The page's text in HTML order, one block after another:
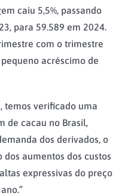
caiu 5,5%, passando
para 59.589 em 2024.
com o trimestre
acréscimo de
temos verificado uma
de cacau no Brasil,
dos derivados, o
aumentos dos custos
expressivas do preço